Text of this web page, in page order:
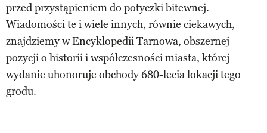
przed przystąpieniem do potyczki bitewnej.
Wiadomości te i wiele innych, równie ciekawych,
znajdziemy w Encyklopedii Tarnowa, obszernej
pozycji o historii i współczesności miasta, której
wydanie uhonoruje obchody 680-lecia lokacji tego
grodu.